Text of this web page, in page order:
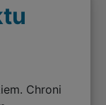
Chroni